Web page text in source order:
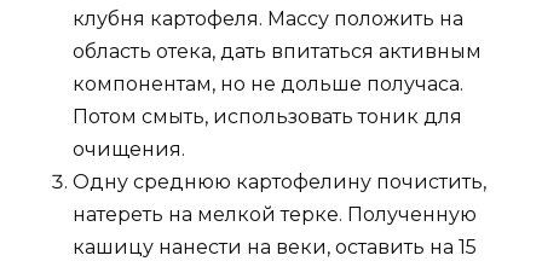
клубня картофеля. Массу положить на
область отека, дать впитаться активным
компонентам, но не дольше получаса.
Потом смыть, использовать тоник для
очищения.
Одну среднюю картофелину почистить,
натереть на мелкой терке. Полученную
кашицу нанести на веки, оставить на 15